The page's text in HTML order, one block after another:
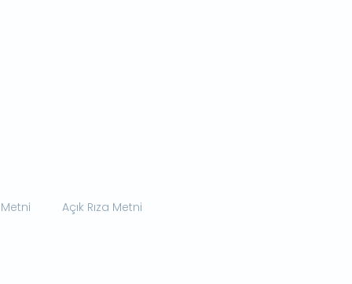
Açık Rıza Metni